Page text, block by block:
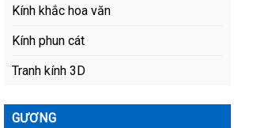
Kính khắc hoa văn
Kính phun cát
Tranh kính 3D
GƯƠNG